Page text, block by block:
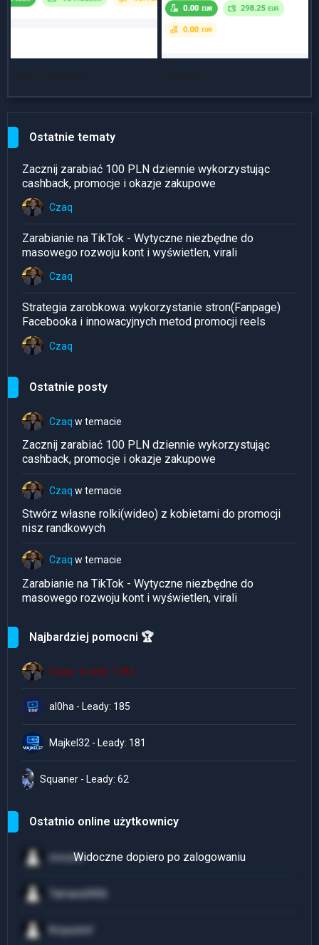
Ostatnie tematy
Zacznij zarabiać 100 PLN dziennie wykorzystując
cashback, promocje i okazje zakupowe
Czaq
Zarabianie na TikTok - Wytyczne niezbędne do
masowego rozwoju kont i wyświetlen, virali
Czaq
Strategia zarobkowa: wykorzystanie stron(Fanpage)
Facebooka i innowacyjnych metod promocji reels
Czaq
Ostatnie posty
Czaq w temacie
Zacznij zarabiać 100 PLN dziennie wykorzystując
cashback, promocje i okazje zakupowe
Czaq w temacie
Stwórz własne rolki(wideo) z kobietami do promocji
nisz randkowych
Czaq w temacie
Zarabianie na TikTok - Wytyczne niezbędne do
masowego rozwoju kont i wyświetlen, virali
Najbardziej pomocni 🏆
Czaq - Leady: 1184
al0ha - Leady: 185
Majkel32 - Leady: 181
Squaner - Leady: 62
Ostatnio online użytkownicy
mvrzvn
Tamara3456
Krzysztof